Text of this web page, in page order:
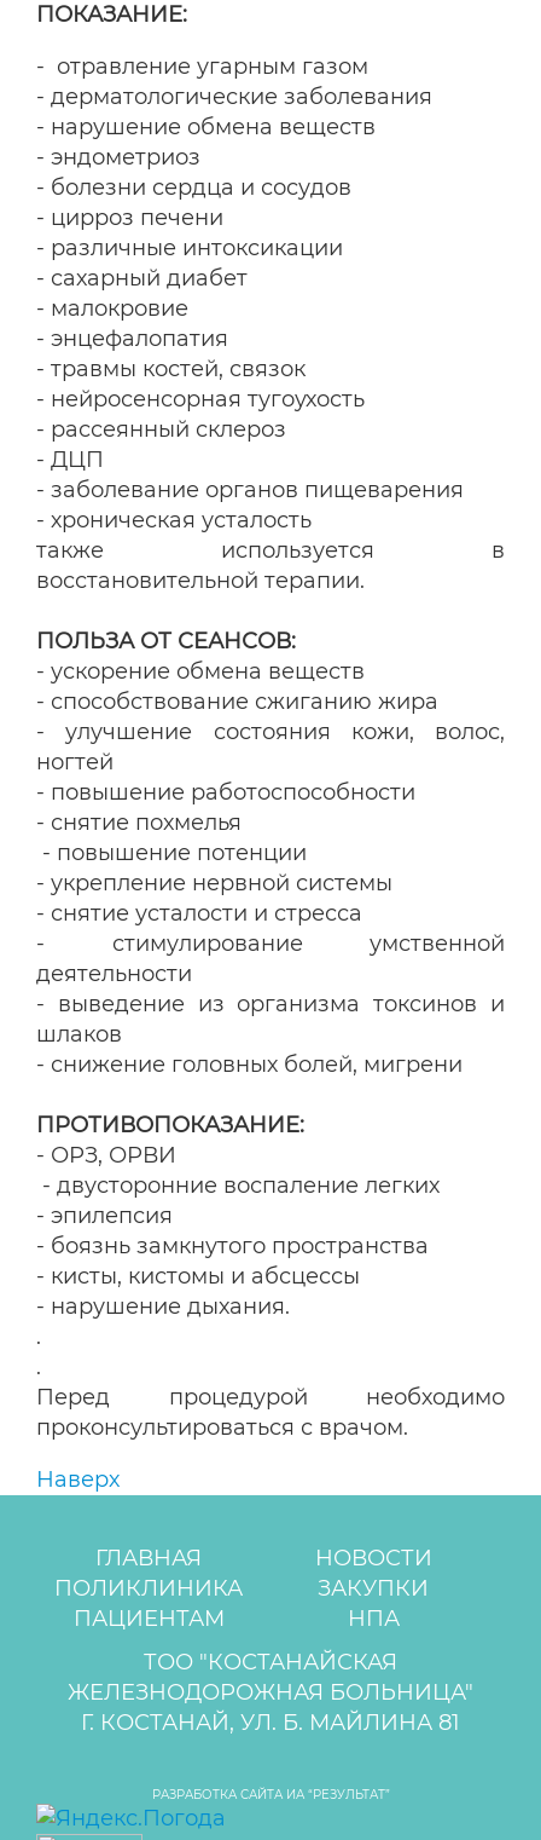
ПОКАЗАНИЕ:
- отравление угарным газом
- дерматологические заболевания
- нарушение обмена веществ
- эндометриоз
- болезни сердца и сосудов
- цирроз печени
- различные интоксикации
- сахарный диабет
- малокровие
- энцефалопатия
- травмы костей, связок
- нейросенсорная тугоухость
- рассеянный склероз
- ДЦП
- заболевание органов пищеварения
- хроническая усталость
также используется в
восстановительной терапии.
ПОЛЬЗА ОТ СЕАНСОВ:
- ускорение обмена веществ
- способствование сжиганию жира
- улучшение состояния кожи, волос,
ногтей
- повышение работоспособности
- снятие похмелья
- повышение потенции
- укрепление нервной системы
- снятие усталости и стресса
- стимулирование умственной
деятельности
- выведение из организма токсинов и
шлаков
- снижение головных болей, мигрени
ПРОТИВОПОКАЗАНИЕ:
- ОРЗ, ОРВИ
- двусторонние воспаление легких
- эпилепсия
- боязнь замкнутого пространства
- кисты, кистомы и абсцессы
- нарушение дыхания.
.
.
Перед процедурой необходимо
проконсультироваться с врачом.
Наверх
ГЛАВНАЯ
НОВОСТИ
ПОЛИКЛИНИКА
ЗАКУПКИ
ПАЦИЕНТАМ
НПА
ТОО "КОСТАНАЙСКАЯ
ЖЕЛЕЗНОДОРОЖНАЯ БОЛЬНИЦА"
Г. КОСТАНАЙ, УЛ. Б. МАЙЛИНА 81
РАЗРАБОТКА САЙТА ИА “РЕЗУЛЬТАТ”